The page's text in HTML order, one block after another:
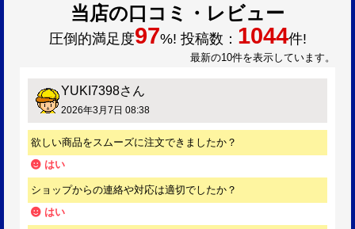
当店の口コミ・レビュー
圧倒的満足度97%! 投稿数： 1044件!
最新の10件を表示しています。
YUKI7398さん
2026年3月7日 08:38
欲しい商品をスムーズに注文できましたか？
はい
ショップからの連絡や対応は適切でしたか？
はい